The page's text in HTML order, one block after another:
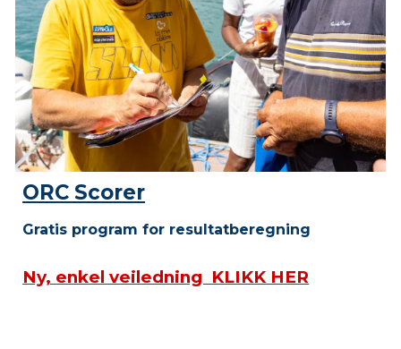
ORC Scorer
Gratis program for resultatberegning
Ny, enkel veiledning KLIKK HER